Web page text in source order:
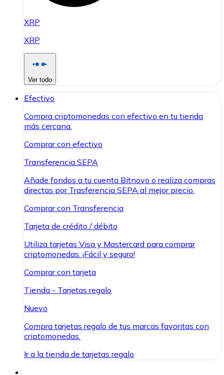
XRP
XRP
Ver todo
Efectivo
Compra criptomonedas con efectivo en tu tienda
más cercana.
Comprar con efectivo
Transferencia SEPA
Añade fondos a tu cuenta Bitnovo o realiza compras
directas por Trasferencia SEPA al mejor precio.
Comprar con Transferencia
Tarjeta de crédito / débito
Utiliza tarjetas Visa y Mastercard para comprar
criptomonedas. ¡Fácil y seguro!
Comprar con tarjeta
Tienda - Tarjetas regalo
Nuevo
Compra tarjetas regalo de tus marcas favoritas con
criptomonedas.
Ir a la tienda de tarjetas regalo